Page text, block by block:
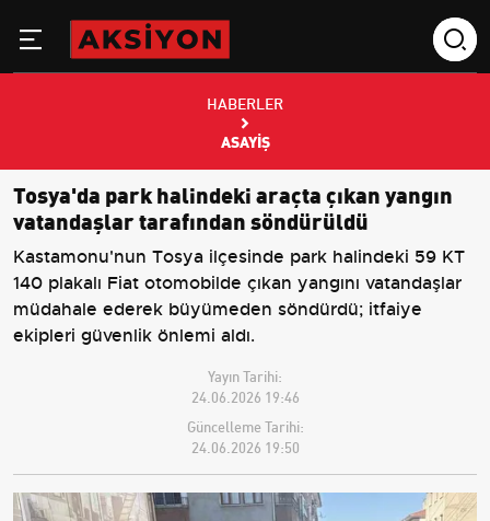
HABERLER
ASAYIŞ
Tosya'da park halindeki araçta çıkan yangın
vatandaşlar tarafından söndürüldü
Kastamonu'nun Tosya ilçesinde park halindeki 59 KT
140 plakalı Fiat otomobilde çıkan yangını vatandaşlar
müdahale ederek büyümeden söndürdü; itfaiye
ekipleri güvenlik önlemi aldı.
Yayın Tarihi:
24.06.2026 19:46
Güncelleme Tarihi:
24.06.2026 19:50